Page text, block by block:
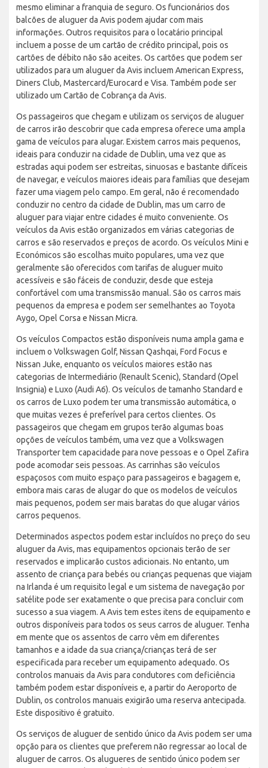
mesmo eliminar a franquia de seguro. Os funcionários dos
balcões de aluguer da Avis podem ajudar com mais
informações. Outros requisitos para o locatário principal
incluem a posse de um cartão de crédito principal, pois os
cartões de débito não são aceites. Os cartões que podem ser
utilizados para um aluguer da Avis incluem American Express,
Diners Club, Mastercard/Eurocard e Visa. Também pode ser
utilizado um Cartão de Cobrança da Avis.
Os passageiros que chegam e utilizam os serviços de aluguer
de carros irão descobrir que cada empresa oferece uma ampla
gama de veículos para alugar. Existem carros mais pequenos,
ideais para conduzir na cidade de Dublin, uma vez que as
estradas aqui podem ser estreitas, sinuosas e bastante difíceis
de navegar, e veículos maiores ideais para famílias que desejam
fazer uma viagem pelo campo. Em geral, não é recomendado
conduzir no centro da cidade de Dublin, mas um carro de
aluguer para viajar entre cidades é muito conveniente. Os
veículos da Avis estão organizados em várias categorias de
carros e são reservados e preços de acordo. Os veículos Mini e
Económicos são escolhas muito populares, uma vez que
geralmente são oferecidos com tarifas de aluguer muito
acessíveis e são fáceis de conduzir, desde que esteja
confortável com uma transmissão manual. São os carros mais
pequenos da empresa e podem ser semelhantes ao Toyota
Aygo, Opel Corsa e Nissan Micra.
Os veículos Compactos estão disponíveis numa ampla gama e
incluem o Volkswagen Golf, Nissan Qashqai, Ford Focus e
Nissan Juke, enquanto os veículos maiores estão nas
categorias de Intermediário (Renault Scenic), Standard (Opel
Insignia) e Luxo (Audi A6). Os veículos de tamanho Standard e
os carros de Luxo podem ter uma transmissão automática, o
que muitas vezes é preferível para certos clientes. Os
passageiros que chegam em grupos terão algumas boas
opções de veículos também, uma vez que a Volkswagen
Transporter tem capacidade para nove pessoas e o Opel Zafira
pode acomodar seis pessoas. As carrinhas são veículos
espaçosos com muito espaço para passageiros e bagagem e,
embora mais caras de alugar do que os modelos de veículos
mais pequenos, podem ser mais baratas do que alugar vários
carros pequenos.
Determinados aspectos podem estar incluídos no preço do seu
aluguer da Avis, mas equipamentos opcionais terão de ser
reservados e implicarão custos adicionais. No entanto, um
assento de criança para bebés ou crianças pequenas que viajam
na Irlanda é um requisito legal e um sistema de navegação por
satélite pode ser exatamente o que precisa para concluir com
sucesso a sua viagem. A Avis tem estes itens de equipamento e
outros disponíveis para todos os seus carros de aluguer. Tenha
em mente que os assentos de carro vêm em diferentes
tamanhos e a idade da sua criança/crianças terá de ser
especificada para receber um equipamento adequado. Os
controlos manuais da Avis para condutores com deficiência
também podem estar disponíveis e, a partir do Aeroporto de
Dublin, os controlos manuais exigirão uma reserva antecipada.
Este dispositivo é gratuito.
Os serviços de aluguer de sentido único da Avis podem ser uma
opção para os clientes que preferem não regressar ao local de
aluguer de carros. Os alugueres de sentido único podem ser